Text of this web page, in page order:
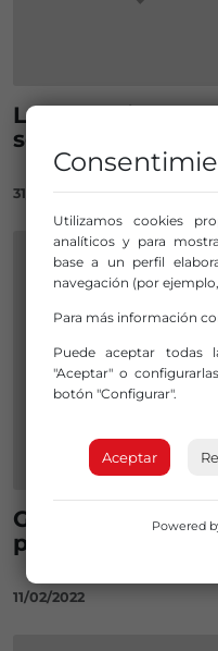
La población
solidaria con los
31/10/2022
Galdakao busca
personas
11/02/2022
Utilizamos cookies
analíticos y para
base a un perfil
navegación (por
Para más información
Puede aceptar todas
"Aceptar" o
botón "Configurar".
Aceptar
Powered